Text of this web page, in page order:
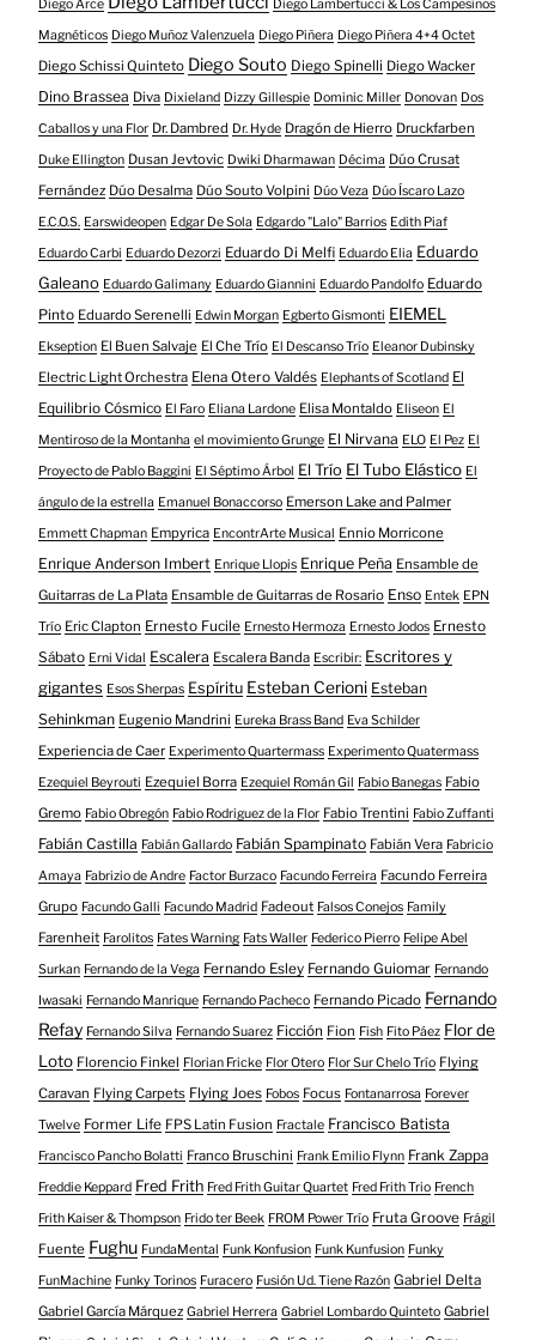
Diego Arce
Diego Lambertucci & Los Campesinos
Magnéticos Diego Muñoz Valenzuela Diego Piñera Diego Piñera 4+4 Octet
Diego Schissi Quinteto Diego Souto Diego Spinelli Diego Wacker
Dino Brassea Diva Dixieland Dizzy Gillespie Dominic Miller Donovan Dos
Caballos y una Flor Dr. Dambred Dr. Hyde Dragón de Hierro Druckfarben
Duke Ellington Dusan Jevtovic Dwiki Dharmawan Décima Dúo Crusat
Fernández Dúo Desalma Dúo Souto Volpini Dúo Veza Dúo Íscaro Lazo
E.C.O.S. Earswideopen Edgar De Sola Edgardo "Lalo" Barrios Edith Piaf
Eduardo Carbi Eduardo Dezorzi Eduardo Di Melfi Eduardo Elia Eduardo
Galeano Eduardo Galimany Eduardo Giannini Eduardo Pandolfo Eduardo
Pinto Eduardo Serenelli Edwin Morgan Egberto Gismonti EIEMEL
Ekseption El Buen Salvaje El Che Trío El Descanso Trío Eleanor Dubinsky
Electric Light Orchestra Elena Otero Valdés Elephants of Scotland El
Equilibrio Cósmico El Faro Eliana Lardone Elisa Montaldo Eliseon El
Mentiroso de la Montanha el movimiento Grunge El Nirvana ELO El Pez El
Proyecto de Pablo Baggini El Séptimo Árbol El Trío El Tubo Elástico El
ángulo de la estrella Emanuel Bonaccorso Emerson Lake and Palmer
Emmett Chapman Empyrica EncontrArte Musical Ennio Morricone
Enrique Anderson Imbert Enrique Llopis Enrique Peña Ensamble de
Guitarras de La Plata Ensamble de Guitarras de Rosario Enso Entek EPN
Trío Eric Clapton Ernesto Fucile Ernesto Hermoza Ernesto Jodos Ernesto
Sábato Erni Vidal Escalera Escalera Banda Escribir: Escritores y
gigantes Esos Sherpas Espíritu Esteban Cerioni Esteban
Sehinkman Eugenio Mandrini Eureka Brass Band Eva Schilder
Experiencia de Caer Experimento Quartermass Experimento Quatermass
Ezequiel Beyrouti Ezequiel Borra Ezequiel Román Gil Fabio Banegas Fabio
Gremo Fabio Obregón Fabio Rodriguez de la Flor Fabio Trentini Fabio Zuffanti
Fabián Castilla Fabián Gallardo Fabián Spampinato Fabián Vera Fabricio
Amaya Fabrizio de Andre Factor Burzaco Facundo Ferreira Facundo Ferreira
Grupo Facundo Galli Facundo Madrid Fadeout Falsos Conejos Family
Farenheit Farolitos Fates Warning Fats Waller Federico Pierro Felipe Abel
Surkan Fernando de la Vega Fernando Esley Fernando Guiomar Fernando
Iwasaki Fernando Manrique Fernando Pacheco Fernando Picado Fernando
Refay Fernando Silva Fernando Suarez Ficción Fion Fish Fito Páez Flor de
Loto Florencio Finkel Florian Fricke Flor Otero Flor Sur Chelo Trío Flying
Caravan Flying Carpets Flying Joes Fobos Focus Fontanarrosa Forever
Twelve Former Life FPS Latin Fusion Fractale Francisco Batista
Francisco Pancho Bolatti Franco Bruschini Frank Emilio Flynn Frank Zappa
Freddie Keppard Fred Frith Fred Frith Guitar Quartet Fred Frith Trio French
Frith Kaiser & Thompson Frido ter Beek FROM Power Trío Fruta Groove Frágil
Fuente Fughu FundaMental Funk Konfusion Funk Kunfusion Funky
FunMachine Funky Torinos Furacero Fusión Ud. Tiene Razón Gabriel Delta
Gabriel García Márquez Gabriel Herrera Gabriel Lombardo Quinteto Gabriel